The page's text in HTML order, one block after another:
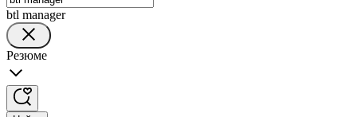
btl manager
Резюме